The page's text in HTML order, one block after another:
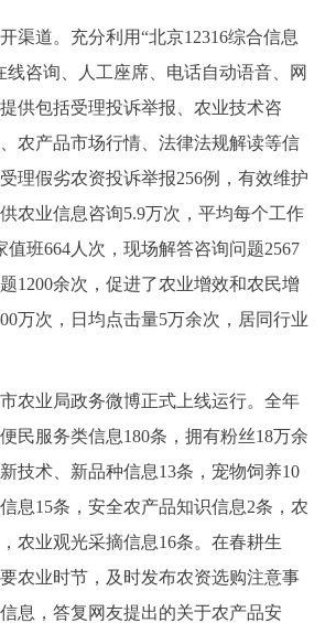
道。充分利用“北京12316综合信息
线咨询、人工座席、电话自动语音、网
供包括受理投诉举报、农业技术咨
农产品市场行情、法律法规解读等信
理假劣农资投诉举报256例，有效维护
农业信息咨询5.9万次，平均每个工作
值班664人次，现场解答咨询问题2567
1200余次，促进了农业增效和农民增
万次，日均点击量5万余次，居同行业
业局政务微博正式上线运行。全年
民服务类信息180条，拥有粉丝18万余
技术、新品种信息13条，宠物饲养10
息15条，安全农产品知识信息2条，农
农业观光采摘信息16条。在春耕生
农业时节，及时发布农资选购注意事
息，答复网友提出的关于农产品安